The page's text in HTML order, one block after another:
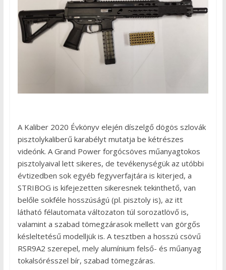
A Kaliber 2020 Évkönyv elején díszelgő dögös szlovák
pisztolykaliberű karabélyt mutatja be kétrészes
videónk. A Grand Power forgócsöves műanyagtokos
pisztolyaival lett sikeres, de tevékenységük az utóbbi
évtizedben sok egyéb fegyverfajtára is kiterjed, a
STRIBOG is kifejezetten sikeresnek tekinthető, van
belőle sokféle hosszúságú (pl. pisztoly is), az itt
látható félautomata változaton túl sorozatlövő is,
valamint a szabad tömegzárasok mellett van görgős
késleltetésű modelljük is. A tesztben a hosszú csövű
RSR9A2 szerepel, mely alumínium felső- és műanyag
tokalsórésszel bír, szabad tömegzáras.